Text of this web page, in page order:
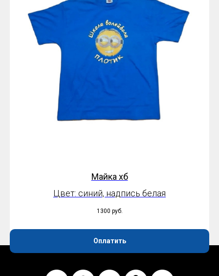
Майка хб
Цвет: синий, надпись белая
1300 руб.
Оплатить